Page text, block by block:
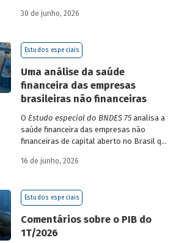
da Escola de Governo e Desenvolvimento
30 de junho, 2026
Estudos especiais
Uma análise da saúde
financeira das empresas
brasileiras não financeiras
O Estudo especial do BNDES 75analisa a
saúde financeira das empresas não
financeiras de capital aberto no Brasil que
valores. Para isso, parte de uma amostra
dimensões: lucratividade, solvência,
16 de junho, 2026
Estudos especiais
Comentários sobre o PIB do
1T/2026